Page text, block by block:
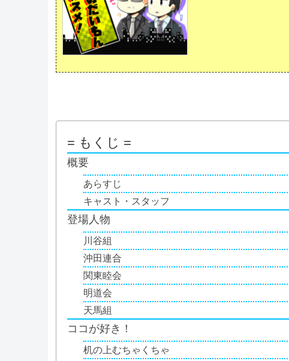
= もくじ =
概要
あらすじ
キャスト・スタッフ
登場人物
川谷組
沖田連合
関東睦会
明道会
天馬組
ココが好き！
机の上むちゃくちゃ